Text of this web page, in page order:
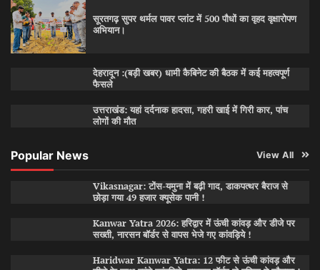
सूरतगढ़ सुपर थर्मल पावर प्लांट में 500 पौधों का वृहद वृक्षारोपण
अभियान।
देहरादून :(बड़ी खबर) धामी कैबिनेट की बैठक में कई महत्वपूर्ण
फैसले
उत्तराखंड: यहां दर्दनाक हादसा, गहरी खाई में गिरी कार, पांच
लोगों की मौत
Popular News View All
Vikasnagar: टोंस-यमुना में बढ़ी गाद, डाकपत्थर बैराज से
छोड़ा गया 49 हजार क्यूसेक पानी !
Kanwar Yatra 2026: हरिद्वार में ऊंची कांवड़ और डीजे पर
सख्ती, नारसन बॉर्डर से वापस भेजे गए कांवड़िये !
Haridwar Kanwar Yatra: 12 फीट से ऊंची कांवड़ और